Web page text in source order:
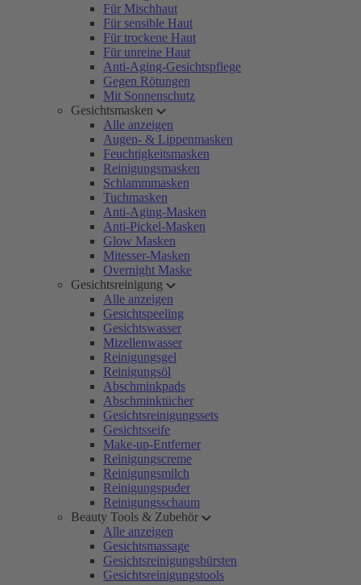
Für Mischhaut
Für sensible Haut
Für trockene Haut
Für unreine Haut
Anti-Aging-Gesichtspflege
Gegen Rötungen
Mit Sonnenschutz
Gesichtsmasken
Alle anzeigen
Augen- & Lippenmasken
Feuchtigkeitsmasken
Reinigungsmasken
Schlammmasken
Tuchmasken
Anti-Aging-Masken
Anti-Pickel-Masken
Glow Masken
Mitesser-Masken
Overnight Maske
Gesichtsreinigung
Alle anzeigen
Gesichtspeeling
Gesichtswasser
Mizellenwasser
Reinigungsgel
Reinigungsöl
Abschminkpads
Abschminktücher
Gesichtsreinigungssets
Gesichtsseife
Make-up-Entferner
Reinigungscreme
Reinigungsmilch
Reinigungspuder
Reinigungsschaum
Beauty Tools & Zubehör
Alle anzeigen
Gesichtsmassage
Gesichtsreinigungsbürsten
Gesichtsreinigungstools